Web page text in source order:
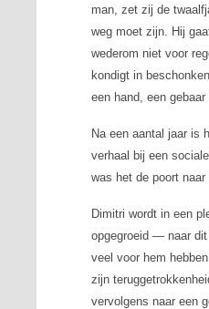
man, zet zij de
weg moet zijn. Hij
wederom niet voor
kondigt in
een hand, een
Na een aantal jaar is
verhaal bij een
was het de poort naar
Dimitri wordt in een
opgegroeid — naar
veel voor hem
zijn
vervolgens naar een